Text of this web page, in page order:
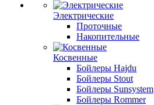
Электрические
Проточные
Накопительные
Косвенные
Бойлеры Hajdu
Бойлеры Stout
Бойлеры Sunsystem
Бойлеры Rommer